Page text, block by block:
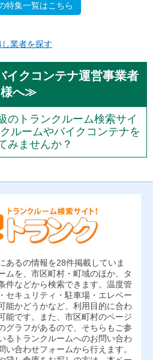
特集一覧はこちら
し業者を探す
イクコンテナ運営事業者
様へ≫
のトランクルーム検索サイ
ルームやバイクコンテナを
みませんか？
あるの情報を28件掲載していま
ムを、市区町村・町域のほか、タ
件などから検索できます。温度管
セキュリティ・駐車場・エレベー
能かどうかなど、利用目的に合わ
能です。また、市区町村のページ
グラフがあるので、そちらもご参
るトランクルームへのお問い合わ
い合わせフォームから行えます。